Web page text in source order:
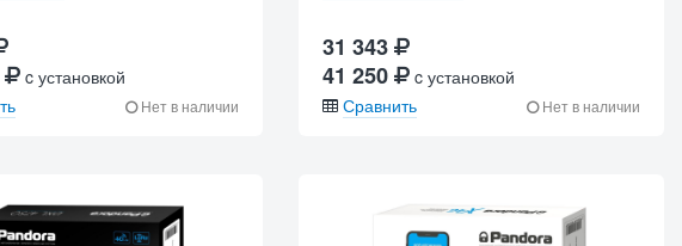
c установкой
Нет в наличии
31 343
41 250
c установкой
Сравнить
Нет в наличии